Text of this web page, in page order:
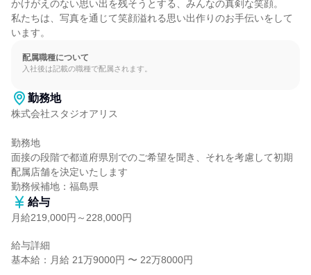
かけがえのない思い出を残そうとする、みんなの真剣な笑顔。
私たちは、写真を通じて笑顔溢れる思い出作りのお手伝いをして
います。
配属職種について
入社後は記載の職種で配属されます。
勤務地
株式会社スタジオアリス
勤務地
面接の段階で都道府県別でのご希望を聞き、それを考慮して初期
配属店舗を決定いたします
勤務候補地：福島県
給与
月給219,000円～228,000円
給与詳細
基本給：月給 21万9000円 〜 22万8000円